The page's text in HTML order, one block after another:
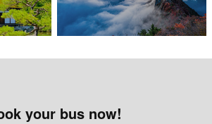
your bus now!